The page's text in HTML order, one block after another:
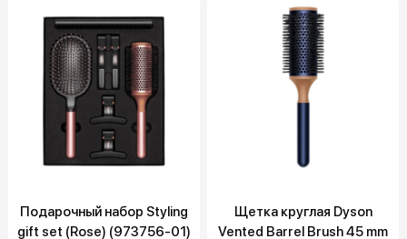
Подарочный набор Styling
gift set (Rose) (973756-01)
Щетка круглая Dyson
Vented Barrel Brush 45 mm